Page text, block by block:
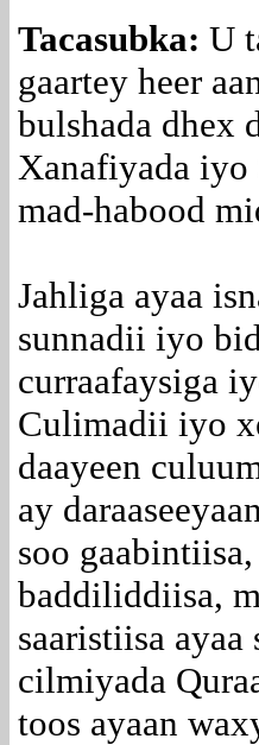
Tacasubka: U
gaartey heer
bulshada dhex
Xanafiyada iyo
mad-habood
Jahliga ayaa
sunnadii iyo
curraafaysiga
Culimadii iyo
daayeen
ay
soo
baddiliddiisa,
saaristiisa
cilmiyada
toos ayaan